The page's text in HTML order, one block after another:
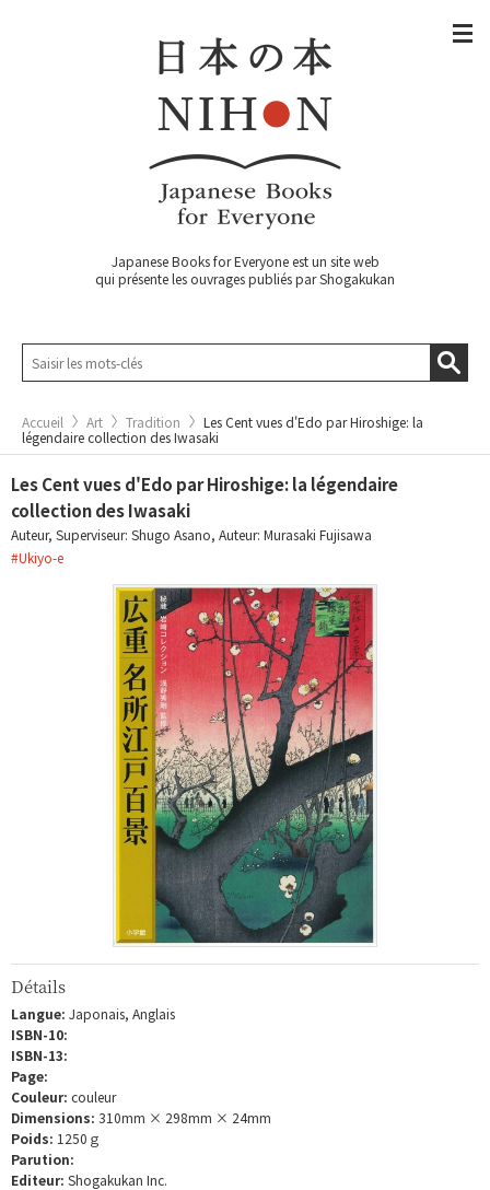
Japanese Books for Everyone est un site web
qui présente les ouvrages publiés par Shogakukan
Accueil Art Tradition
Les Cent vues d'Edo par Hiroshige: la
légendaire collection des Iwasaki
Les Cent vues d'Edo par Hiroshige: la légendaire
collection des Iwasaki
Auteur, Superviseur: Shugo Asano, Auteur: Murasaki Fujisawa
#Ukiyo-e
Détails
Langue: Japonais, Anglais
ISBN-10:
ISBN-13:
Page:
Couleur: couleur
Dimensions: 310mm × 298mm × 24mm
Poids: 1250ｇ
Parution:
Editeur: Shogakukan Inc.